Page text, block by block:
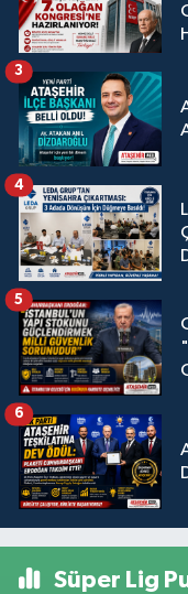
3
4
5
6
Süper Lig